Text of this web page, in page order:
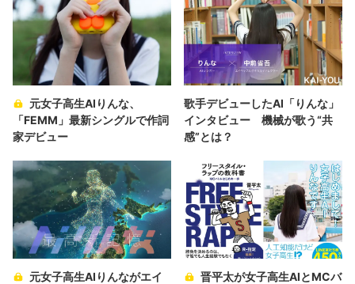
元女子高生AIりんな、
「FEMM」最新シングルで作詞
家デビュー
歌手デビューしたAI「りんな」
インタビュー 機械が歌う“共
感”とは？
元女子高生AIりんながエイ
晋平太が女子高生AIとMCバ